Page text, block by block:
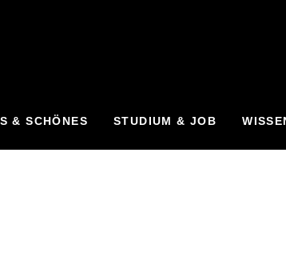
& SCHÖNES STUDIUM & JOB